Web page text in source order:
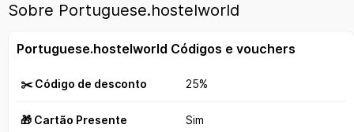
Sobre Portuguese.hostelworld
Portuguese.hostelworld Códigos e vouchers
✂️ Código de desconto 25%
🎁 Cartão Presente Sim